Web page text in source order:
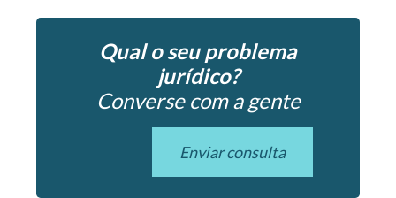
Qual o seu problema
jurídico?
Converse com a gente
Enviar consulta